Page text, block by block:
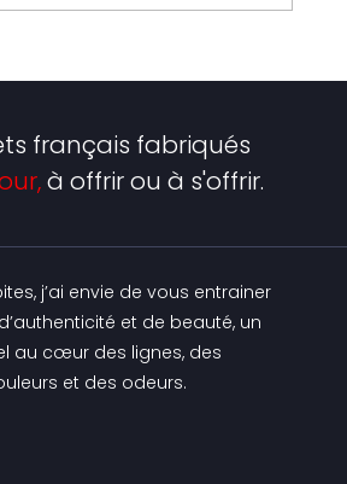
français fabriqués
à offrir ou à s'offrir.
j’ai envie de vous entrainer
et de beauté, un
au cœur des lignes, des
et des odeurs.